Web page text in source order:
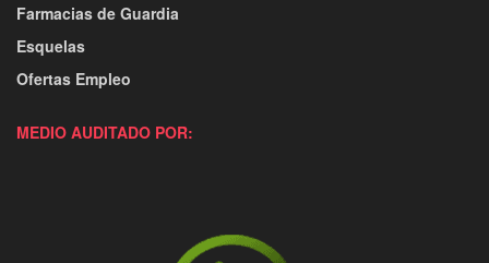
Farmacias de Guardia
Esquelas
Ofertas Empleo
MEDIO AUDITADO POR: